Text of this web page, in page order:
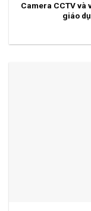
Camera CCTV và
giáo